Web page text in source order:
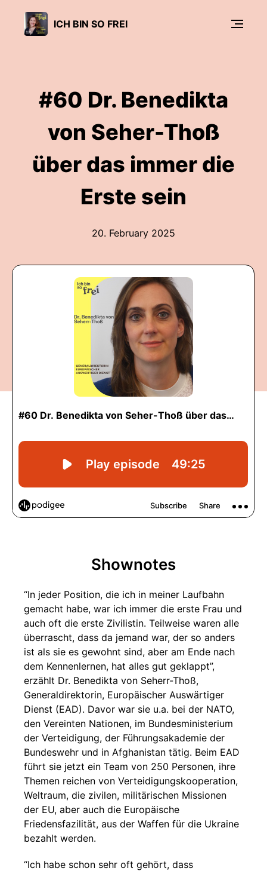
ICH BIN SO FREI
#60 Dr. Benedikta
von Seher-Thoß
über das immer die
Erste sein
20. February 2025
Shownotes
“In jeder Position, die ich in meiner Laufbahn
gemacht habe, war ich immer die erste Frau und
auch oft die erste Zivilistin. Teilweise waren alle
überrascht, dass da jemand war, der so anders
ist als sie es gewohnt sind, aber am Ende nach
dem Kennenlernen, hat alles gut geklappt”,
erzählt Dr. Benedikta von Seherr-Thoß,
Generaldirektorin, Europäischer Auswärtiger
Dienst (EAD). Davor war sie u.a. bei der NATO,
den Vereinten Nationen, im Bundesministerium
der Verteidigung, der Führungsakademie der
Bundeswehr und in Afghanistan tätig. Beim EAD
führt sie jetzt ein Team von 250 Personen, ihre
Themen reichen von Verteidigungskooperation,
Weltraum, die zivilen, militärischen Missionen
der EU, aber auch die Europäische
Friedensfazilität, aus der Waffen für die Ukraine
bezahlt werden.
“Ich habe schon sehr oft gehört, dass